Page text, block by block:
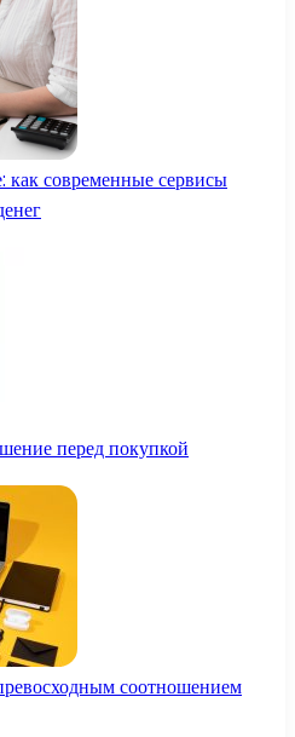
современные сервисы
перед покупкой
соотношением